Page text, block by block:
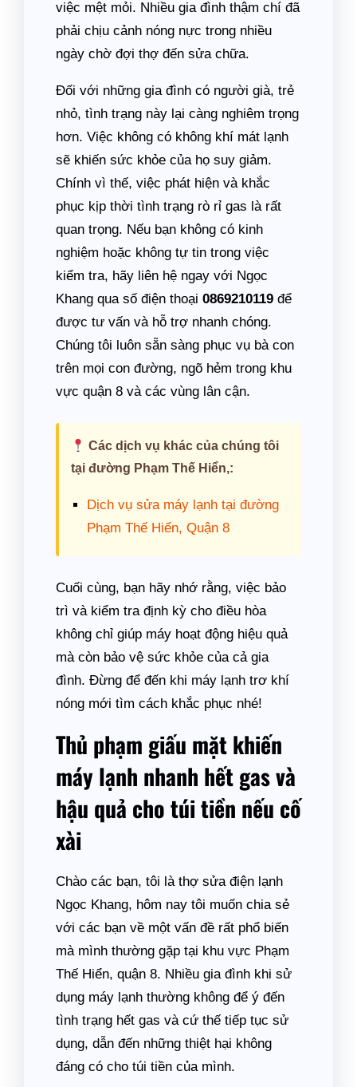
việc mệt mỏi. Nhiều gia đình thậm chí đã
phải chịu cảnh nóng nực trong nhiều
ngày chờ đợi thợ đến sửa chữa.
Đối với những gia đình có người già, trẻ
nhỏ, tình trạng này lại càng nghiêm trọng
hơn. Việc không có không khí mát lạnh
sẽ khiến sức khỏe của họ suy giảm.
Chính vì thế, việc phát hiện và khắc
phục kịp thời tình trạng rò rỉ gas là rất
quan trọng. Nếu bạn không có kinh
nghiệm hoặc không tự tin trong việc
kiểm tra, hãy liên hệ ngay với Ngọc
Khang qua số điện thoại 0869210119 để
được tư vấn và hỗ trợ nhanh chóng.
Chúng tôi luôn sẵn sàng phục vụ bà con
trên mọi con đường, ngõ hẻm trong khu
vực quận 8 và các vùng lân cận.
Các dịch vụ khác của chúng tôi
tại đường Phạm Thế Hiển,:
Dịch vụ sửa máy lạnh tại đường
Phạm Thế Hiển, Quận 8
Cuối cùng, bạn hãy nhớ rằng, việc bảo
trì và kiểm tra định kỳ cho điều hòa
không chỉ giúp máy hoạt động hiệu quả
mà còn bảo vệ sức khỏe của cả gia
đình. Đừng để đến khi máy lạnh trơ khí
nóng mới tìm cách khắc phục nhé!
Thủ phạm giấu mặt khiến
máy lạnh nhanh hết gas và
hậu quả cho túi tiền nếu cố
xài
Chào các bạn, tôi là thợ sửa điện lạnh
Ngọc Khang, hôm nay tôi muốn chia sẻ
với các bạn về một vấn đề rất phổ biến
mà mình thường gặp tại khu vực Phạm
Thế Hiển, quận 8. Nhiều gia đình khi sử
dụng máy lạnh thường không để ý đến
tình trạng hết gas và cứ thế tiếp tục sử
dụng, dẫn đến những thiệt hại không
đáng có cho túi tiền của mình.